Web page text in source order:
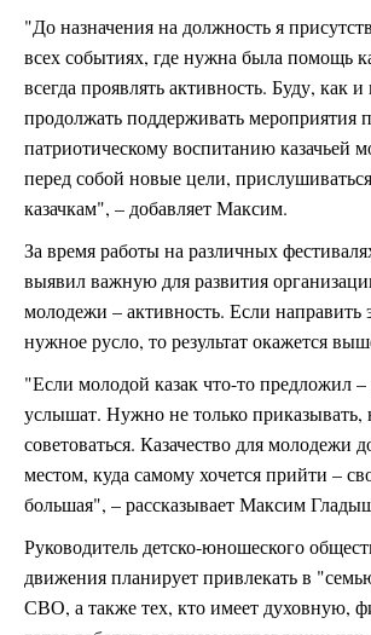
"До назначения на должность я
всех событиях, где нужна была помощь
всегда проявлять активность. Буду, как
продолжать поддерживать мероприятия
патриотическому воспитанию казачьей
перед собой новые цели,
казачкам", – добавляет Максим.
За время работы на различных
выявил важную для развития
молодежи – активность. Если направить
нужное русло, то результат окажется
"Если молодой казак что-то предложил –
услышат. Нужно не только приказывать,
советоваться. Казачество для молодежи
местом, куда самому хочется прийти –
большая", – рассказывает Максим
Руководитель детско-юношеского
движения планирует привлекать в
СВО, а также тех, кто имеет духовную,